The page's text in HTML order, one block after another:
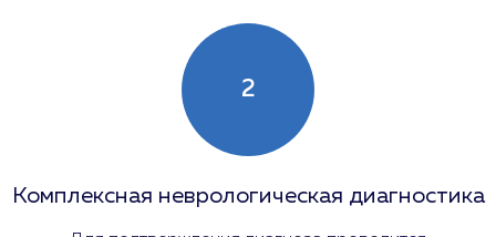
2
Комплексная неврологическая диагностика